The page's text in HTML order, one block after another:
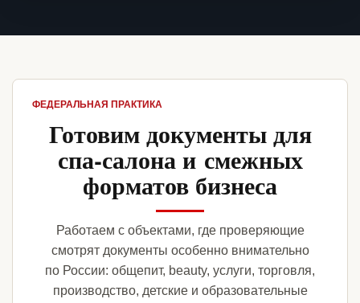
ФЕДЕРАЛЬНАЯ ПРАКТИКА
Готовим документы для
спа-салона и смежных
форматов бизнеса
Работаем с объектами, где проверяющие
смотрят документы особенно внимательно
по России: общепит, beauty, услуги, торговля,
производство, детские и образовательные